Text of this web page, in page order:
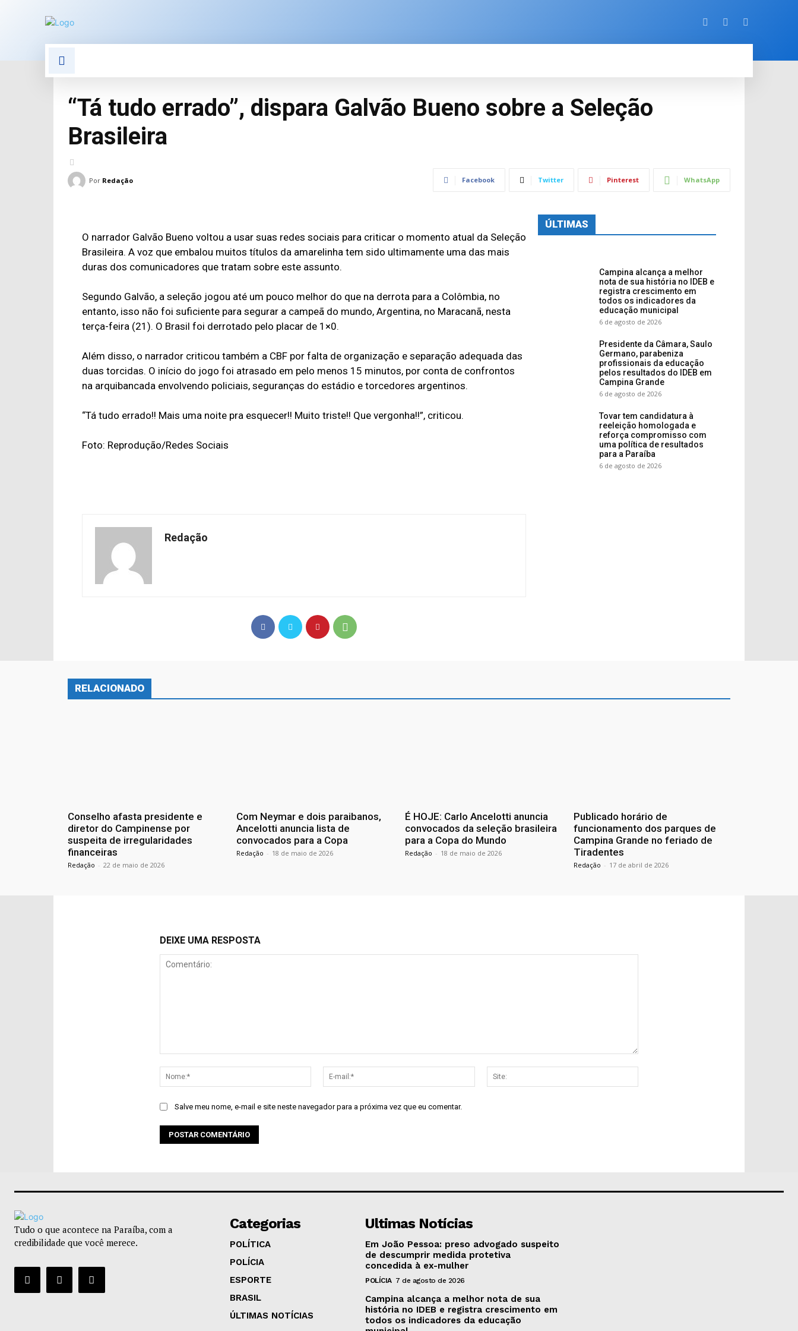
“Tá tudo errado”, dispara Galvão Bueno sobre a Seleção
Brasileira
Por Redação Facebook Twitter Pinterest WhatsApp
O narrador Galvão Bueno voltou a usar suas redes sociais para criticar o momento atual da Seleção
Brasileira. A voz que embalou muitos títulos da amarelinha tem sido ultimamente uma das mais
duras dos comunicadores que tratam sobre este assunto.
Segundo Galvão, a seleção jogou até um pouco melhor do que na derrota para a Colômbia, no
entanto, isso não foi suficiente para segurar a campeã do mundo, Argentina, no Maracanã, nesta
terça-feira (21). O Brasil foi derrotado pelo placar de 1×0.
Além disso, o narrador criticou também a CBF por falta de organização e separação adequada das
duas torcidas. O início do jogo foi atrasado em pelo menos 15 minutos, por conta de confrontos
na arquibancada envolvendo policiais, seguranças do estádio e torcedores argentinos.
“Tá tudo errado!! Mais uma noite pra esquecer!! Muito triste!! Que vergonha!!”, criticou.
Foto: Reprodução/Redes Sociais
Redação
ÚLTIMAS
Campina alcança a melhor
nota de sua história no IDEB e
registra crescimento em
todos os indicadores da
educação municipal
6 de agosto de 2026
Presidente da Câmara, Saulo
Germano, parabeniza
profissionais da educação
pelos resultados do IDEB em
Campina Grande
6 de agosto de 2026
Tovar tem candidatura à
reeleição homologada e
reforça compromisso com
uma política de resultados
para a Paraíba
6 de agosto de 2026
RELACIONADO
Conselho afasta presidente e
diretor do Campinense por
suspeita de irregularidades
financeiras
Redação - 22 de maio de 2026
Com Neymar e dois paraibanos,
Ancelotti anuncia lista de
convocados para a Copa
Redação - 18 de maio de 2026
É HOJE: Carlo Ancelotti anuncia
convocados da seleção brasileira
para a Copa do Mundo
Redação - 18 de maio de 2026
Publicado horário de
funcionamento dos parques de
Campina Grande no feriado de
Tiradentes
Redação - 17 de abril de 2026
DEIXE UMA RESPOSTA
Nome:*
mail:*
Salve meu nome, e-mail e site neste navegador para a próxima vez que eu comentar.
Tudo o que acontece na Paraíba, com a
credibilidade que você merece.
Categorias
POLÍTICA
POLÍCIA
ESPORTE
BRASIL
ÚLTIMAS NOTÍCIAS
Ultimas Notícias
Em João Pessoa: preso advogado suspeito
de descumprir medida protetiva
concedida à ex-mulher
POLÍCIA 7 de agosto de 2026
Campina alcança a melhor nota de sua
história no IDEB e registra crescimento em
todos os indicadores da educação